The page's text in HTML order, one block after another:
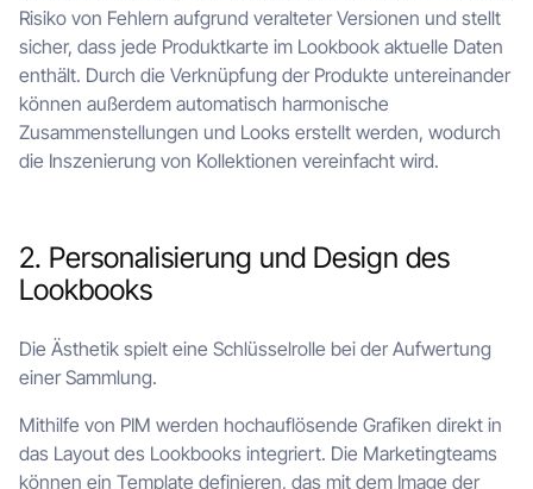
Risiko von Fehlern aufgrund veralteter Versionen und stellt
sicher, dass jede Produktkarte im Lookbook aktuelle Daten
enthält. Durch die Verknüpfung der Produkte untereinander
können außerdem automatisch harmonische
Zusammenstellungen und Looks erstellt werden, wodurch
die Inszenierung von Kollektionen vereinfacht wird.
2. Personalisierung und Design des
Lookbooks
Die Ästhetik spielt eine Schlüsselrolle bei der Aufwertung
einer Sammlung.
Mithilfe von PIM werden hochauflösende Grafiken direkt in
das Layout des Lookbooks integriert. Die Marketingteams
können ein Template definieren, das mit dem Image der